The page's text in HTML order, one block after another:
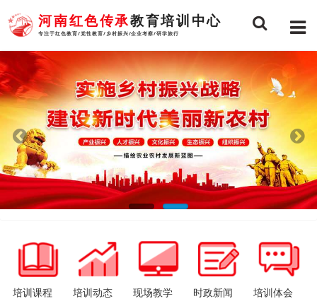
河南红色传承教育培训中心
专注于红色教育/党性教育/乡村振兴/企业考察/研学旅行
培训课程 培训动态 现场教学 时政新闻 培训体会